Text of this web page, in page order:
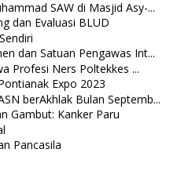
SAW di Masjid Asy-...
dan Evaluasi BLUD
dan Satuan Pengawas Int...
Profesi Ners Poltekkes ...
Expo 2023
berAkhlak Bulan Septemb...
Gambut: Kanker Paru
Pancasila